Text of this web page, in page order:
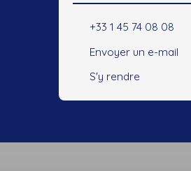
+33 1 45 74 08 08
Envoyer un e-mail
S'y rendre